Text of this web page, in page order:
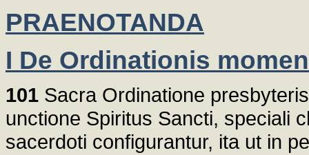
PRAENOTANDA
I De Ordinationis
101 Sacra Ordinatione
unctione Spiritus Sancti, speciali
sacerdoti configurantur, ita ut in